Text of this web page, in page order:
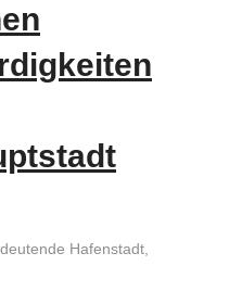
Hafenstadt,